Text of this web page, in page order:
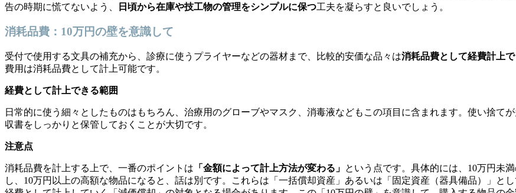
告の時期に慌てないよう、
日頃から在庫や技工物の管理をシンプルに保つ工夫を凝らすと良いでしょう。
消耗品費：10万円の壁を意識して
受付で使用する文具の補充から、診療に使うプライヤーなどの器材まで、比較的安価な品々は消耗品費として経費計上で
費用は消耗品費として計上可能です。
経費として計上できる範囲
日常的に使う細々としたものはもちろん、治療用のグローブやマスク、消毒液などもこの項目に含まれます。使い捨て
収書をしっかりと保管しておくことが大切です。
注意点
消耗品費を計上する上で、一番のポイントは 「金額によって計上方法が変わる」 という点です。具体的には、10万円未
し、10万円以上の高額な物品になると、話は別です。これらは「一括償却資産」あるいは「固定資産（器具備品）」と